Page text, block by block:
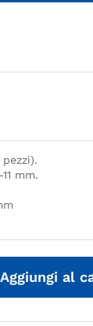
mm.
Aggiungi al